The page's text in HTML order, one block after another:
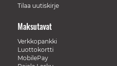
Tilaa uutiskirje
Maksutavat
Verkkopankki
Luottokortti
MobilePay